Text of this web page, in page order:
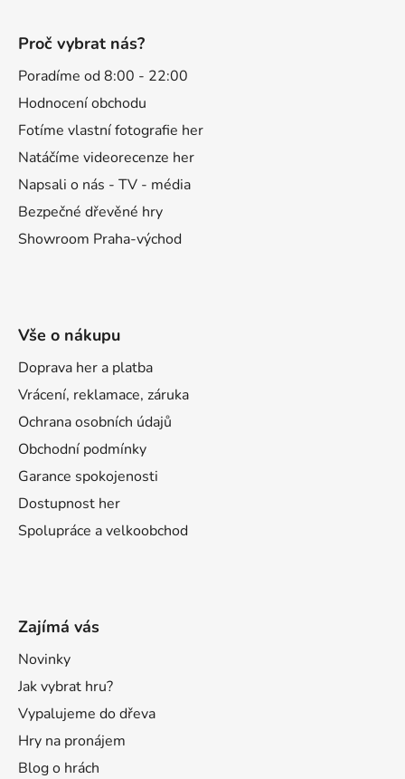
Proč vybrat nás?
Poradíme od 8:00 - 22:00
Hodnocení obchodu
Fotíme vlastní fotografie her
Natáčíme videorecenze her
Napsali o nás - TV - média
Bezpečné dřevěné hry
Showroom Praha-východ
Vše o nákupu
Doprava her a platba
Vrácení, reklamace, záruka
Ochrana osobních údajů
Obchodní podmínky
Garance spokojenosti
Dostupnost her
Spolupráce a velkoobchod
Zajímá vás
Novinky
Jak vybrat hru?
Vypalujeme do dřeva
Hry na pronájem
Blog o hrách